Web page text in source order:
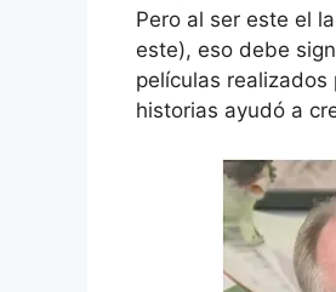
Pero al ser este el
este), eso debe
películas
historias ayudó a